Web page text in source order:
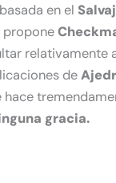
en el
propone
relativamente
de
hace
gracia.